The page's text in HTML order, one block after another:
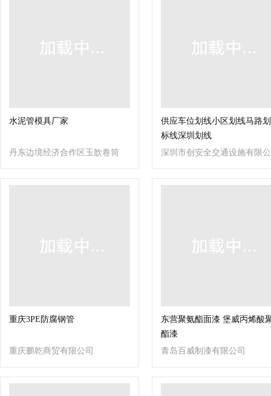
水泥管模具厂家
丹东边境经济合作区玉歆卷筒
机械厂
供应车位划线小区划线马路
标线深圳划线
深圳市创安全交通设施有限公
司
重庆3PE防腐钢管
重庆鹏乾商贸有限公司
东营聚氨酯面漆 堡威丙烯酸
酯漆
青岛百威制漆有限公司